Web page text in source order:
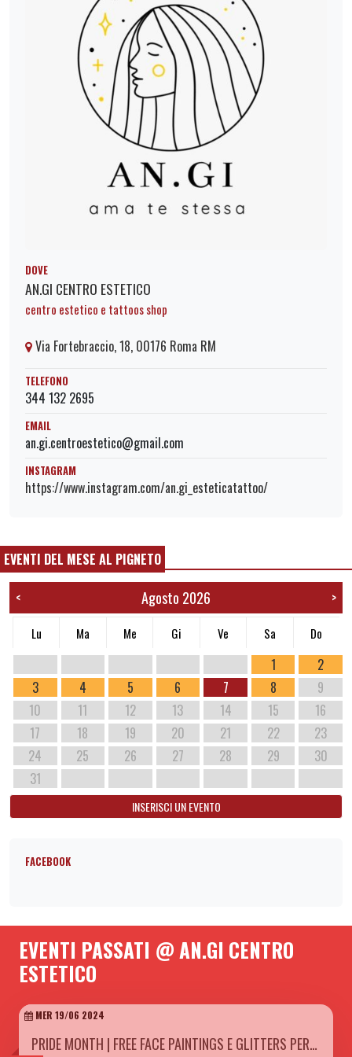
DOVE
AN.GI CENTRO ESTETICO
centro estetico e tattoos shop
Via Fortebraccio, 18, 00176 Roma RM
TELEFONO
344 132 2695
EMAIL
an.gi.centroestetico@gmail.com
INSTAGRAM
https://www.instagram.com/an.gi_esteticatattoo/
EVENTI DEL MESE AL PIGNETO
< Agosto 2026 >
Lu Ma Me Gi Ve Sa Do
1
2
3
4 5 6 7 8
9
10
11 12 13 14 15
16
17
18 19 20 21 22
23
24
25 26 27 28 29
30
31
INSERISCI UN EVENTO
FACEBOOK
EVENTI PASSATI @ AN.GI CENTRO
ESTETICO
MER 19/06 2024
PRIDE MONTH | FREE FACE PAINTINGS E GLITTERS PER…